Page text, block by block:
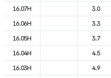
16.07H
3.0
16.06H
3.3
16.05H
3.7
16.04H
4.5
16.03H
4.9